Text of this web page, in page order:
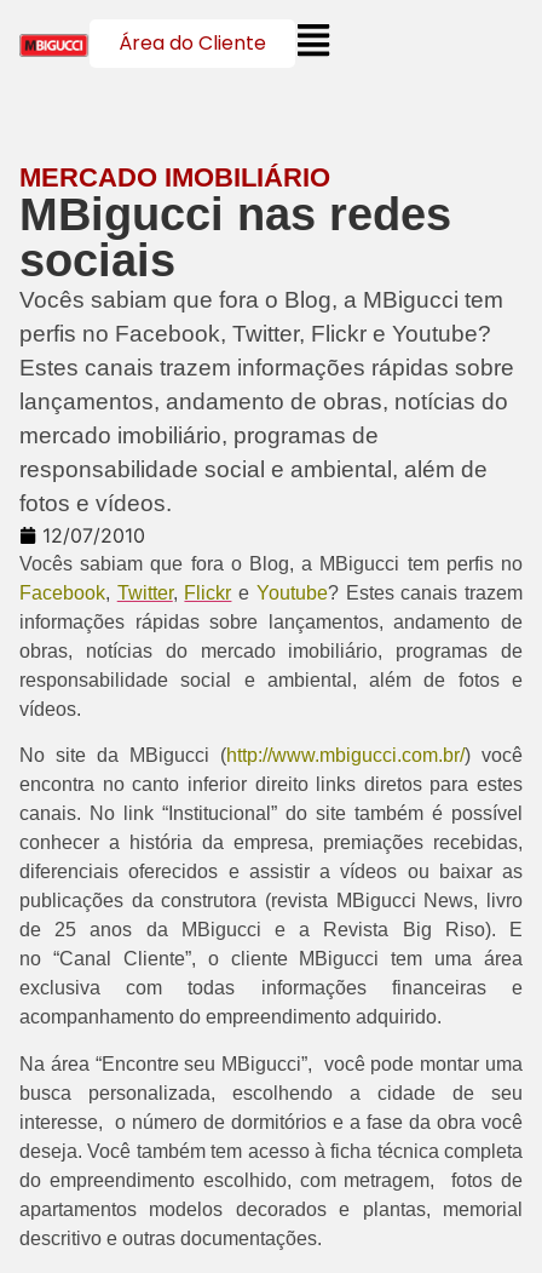
Área do Cliente
MERCADO IMOBILIÁRIO
MBigucci nas redes
sociais
Vocês sabiam que fora o Blog, a MBigucci tem
perfis no Facebook, Twitter, Flickr e Youtube?
Estes canais trazem informações rápidas sobre
lançamentos, andamento de obras, notícias do
mercado imobiliário, programas de
responsabilidade social e ambiental, além de
fotos e vídeos.
12/07/2010
Vocês sabiam que fora o Blog, a MBigucci tem perfis no
Facebook, Twitter, Flickr e Youtube? Estes canais trazem
informações rápidas sobre lançamentos, andamento de
obras, notícias do mercado imobiliário, programas de
responsabilidade social e ambiental, além de fotos e
vídeos.
No site da MBigucci (http://www.mbigucci.com.br/) você
encontra no canto inferior direito links diretos para estes
canais. No link “Institucional” do site também é possível
conhecer a história da empresa, premiações recebidas,
diferenciais oferecidos e assistir a vídeos ou baixar as
publicações da construtora (revista MBigucci News, livro
de 25 anos da MBigucci e a Revista Big Riso). E
no “Canal Cliente”, o cliente MBigucci tem uma área
exclusiva com todas informações financeiras e
acompanhamento do empreendimento adquirido.
Na área “Encontre seu MBigucci”, você pode montar uma
busca personalizada, escolhendo a cidade de seu
interesse, o número de dormitórios e a fase da obra você
deseja. Você também tem acesso à ficha técnica completa
do empreendimento escolhido, com metragem, fotos de
apartamentos modelos decorados e plantas, memorial
descritivo e outras documentações.